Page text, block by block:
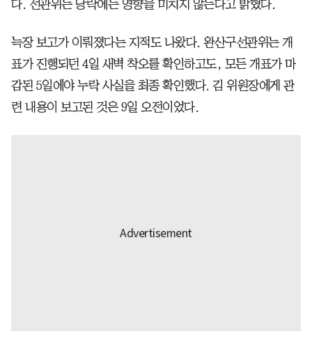
다. 선관위는 당락에는 영향을 미치지 않는다고 밝혔다.
늑장 보고가 이뤄졌다는 지적도 나왔다. 완산구선관위는 개
표가 진행되던 4일 새벽 착오를 확인하고도, 모든 개표가 마
감된 5일에야 누락 사실을 최종 확인했다. 김 위원장에게 관
련 내용이 보고된 것은 9일 오전이었다.